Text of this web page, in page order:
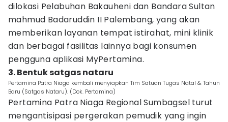
dilokasi Pelabuhan Bakauheni dan Bandara Sultan
mahmud Badaruddin II Palembang, yang akan
memberikan layanan tempat istirahat, mini klinik
dan berbagai fasilitas lainnya bagi konsumen
pengguna aplikasi MyPertamina.
3. Bentuk satgas nataru
Pertamina Patra Niaga kembali menyiapkan Tim Satuan Tugas Natal & Tahun
Baru (Satgas Nataru). (Dok. Pertamina)
Pertamina Patra Niaga Regional Sumbagsel turut
mengantisipasi pergerakan pemudik yang ingin